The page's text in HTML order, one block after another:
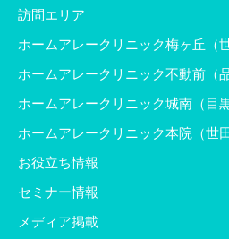
訪問エリア
ホームアレークリニック梅ヶ丘（
ホームアレークリニック不動前（
ホームアレークリニック城南（目
ホームアレークリニック本院（世
お役立ち情報
セミナー情報
メディア掲載